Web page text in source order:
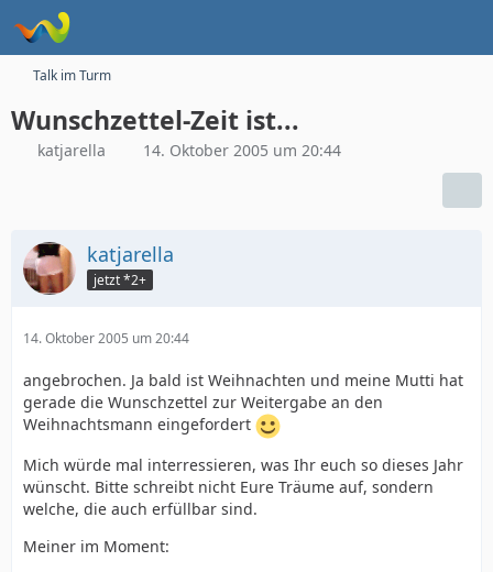
Talk im Turm
Wunschzettel-Zeit ist...
katjarella 14. Oktober 2005 um 20:44
katjarella
jetzt *2+
14. Oktober 2005 um 20:44
angebrochen. Ja bald ist Weihnachten und meine Mutti hat
gerade die Wunschzettel zur Weitergabe an den
Weihnachtsmann eingefordert
Mich würde mal interressieren, was Ihr euch so dieses Jahr
wünscht. Bitte schreibt nicht Eure Träume auf, sondern
welche, die auch erfüllbar sind.
Meiner im Moment: